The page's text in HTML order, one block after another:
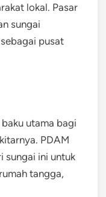
lokal. Pasar
sungai
pusat
utama bagi
PDAM
sungai ini untuk
tangga,